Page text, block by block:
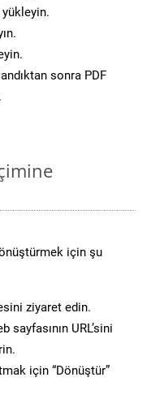
yükleyin.
sonra PDF
için şu
ziyaret edin.
URL’sini
için “Dönüştür”